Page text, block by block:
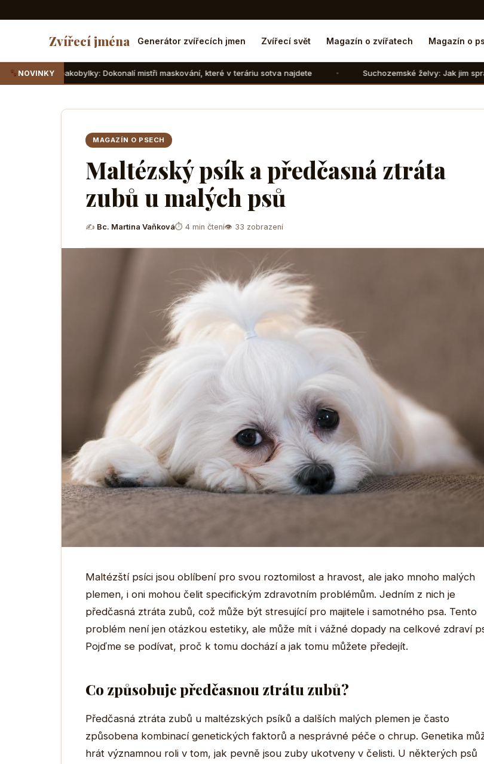
Zvířecí jména Generátor zvířecích jmen Zvířecí svět Magazín o zvířatech Magazín o
NOVINKY
Dokonalí mistři maskování, které v teráriu sotva najdete Suchozemské želvy: Jak jim správně
MAGAZÍN O PSECH
Maltézský psík a předčasná ztráta
zubů u malých psů
✍ Bc. Martina Vaňková⏱ 4 min čtení👁 33 zobrazení
Maltézští psíci jsou oblíbení pro svou roztomilost a hravost, ale jako mnoho malých
plemen, i oni mohou čelit specifickým zdravotním problémům. Jedním z nich je
předčasná ztráta zubů, což může být stresující pro majitele i samotného psa. Tento
problém není jen otázkou estetiky, ale může mít i vážné dopady na celkové zdraví
Pojďme se podívat, proč k tomu dochází a jak tomu můžete předejít.
Co způsobuje předčasnou ztrátu zubů?
Předčasná ztráta zubů u maltézských psíků a dalších malých plemen je často
způsobena kombinací genetických faktorů a nesprávné péče o chrup. Genetika
hrát významnou roli v tom, jak pevně jsou zuby ukotveny v čelisti. U některých psů